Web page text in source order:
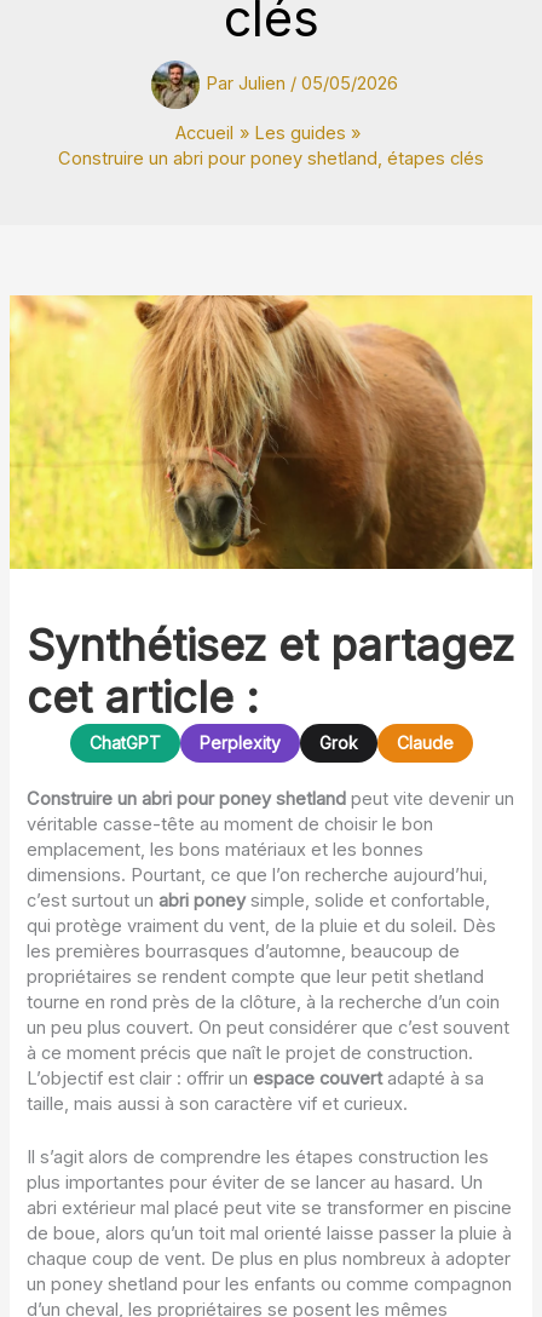
clés
Par Julien / 05/05/2026
Accueil
Les guides
Construire un abri pour poney shetland, étapes clés
Synthétisez et partagez
cet article :
ChatGPT Perplexity Grok Claude
Construire un abri pour poney shetland peut vite devenir un
véritable casse-tête au moment de choisir le bon
emplacement, les bons matériaux et les bonnes
dimensions. Pourtant, ce que l’on recherche aujourd’hui,
c’est surtout unabri poneysimple, solide et confortable,
qui protège vraiment du vent, de la pluie et du soleil. Dès
les premières bourrasques d’automne, beaucoup de
propriétaires se rendent compte que leur petit shetland
tourne en rond près de la clôture, à la recherche d’un coin
un peu plus couvert. On peut considérer que c’est souvent
à ce moment précis que naît le projet de construction.
L’objectif est clair : offrir unespace couvertadapté à sa
taille, mais aussi à son caractère vif et curieux.
Il s’agit alors de comprendre les étapes construction les
plus importantes pour éviter de se lancer au hasard. Un
abri extérieur mal placé peut vite se transformer en piscine
de boue, alors qu’un toit mal orienté laisse passer la pluie à
chaque coup de vent. De plus en plus nombreux à adopter
un poney shetland pour les enfants ou comme compagnon
d’un cheval, les propriétaires se posent les mêmes